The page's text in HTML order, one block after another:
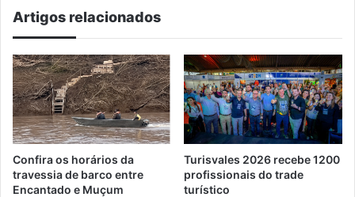
Artigos relacionados
Confira os horários da
travessia de barco entre
Encantado e Muçum
Turisvales 2026 recebe 1200
profissionais do trade
turístico